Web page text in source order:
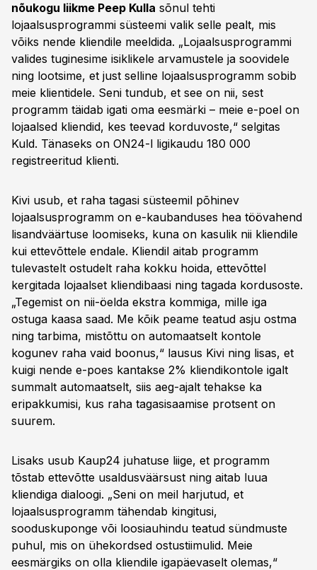
nõukogu liikme Peep Kulla sõnul tehti
lojaalsusprogrammi süsteemi valik selle pealt, mis
võiks nende kliendile meeldida. „Lojaalsusprogrammi
valides tuginesime isiklikele arvamustele ja soovidele
ning lootsime, et just selline lojaalsusprogramm sobib
meie klientidele. Seni tundub, et see on nii, sest
programm täidab igati oma eesmärki – meie e-poel on
lojaalsed kliendid, kes teevad korduvoste,“ selgitas
Kuld. Tänaseks on ON24-l ligikaudu 180 000
registreeritud klienti.
Kivi usub, et raha tagasi süsteemil põhinev
lojaalsusprogramm on e-kaubanduses hea töövahend
lisandväärtuse loomiseks, kuna on kasulik nii kliendile
kui ettevõttele endale. Kliendil aitab programm
tulevastelt ostudelt raha kokku hoida, ettevõttel
kergitada lojaalset kliendibaasi ning tagada kordusoste.
„Tegemist on nii-öelda ekstra kommiga, mille iga
ostuga kaasa saad. Me kõik peame teatud asju ostma
ning tarbima, mistõttu on automaatselt kontole
kogunev raha vaid boonus,“ lausus Kivi ning lisas, et
kuigi nende e-poes kantakse 2% kliendikontole igalt
summalt automaatselt, siis aeg-ajalt tehakse ka
eripakkumisi, kus raha tagasisaamise protsent on
suurem.
Lisaks usub Kaup24 juhatuse liige, et programm
tõstab ettevõtte usaldusväärsust ning aitab luua
kliendiga dialoogi. „Seni on meil harjutud, et
lojaalsusprogramm tähendab kingitusi,
sooduskuponge või loosiauhindu teatud sündmuste
puhul, mis on ühekordsed ostustiimulid. Meie
eesmärgiks on olla kliendile igapäevaselt olemas,“